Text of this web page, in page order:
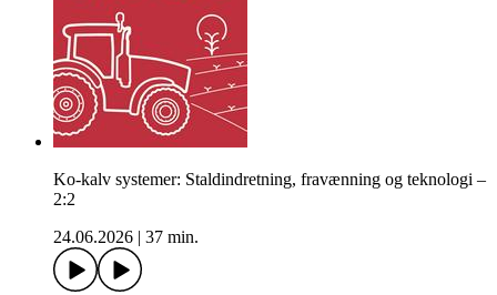
Ko-kalv systemer: Staldindretning, fravænning og teknologi –
2:2
24.06.2026
37 min.